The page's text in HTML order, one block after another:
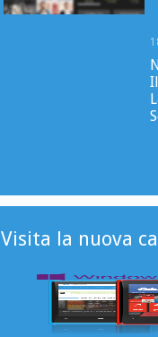
Visita la nuova